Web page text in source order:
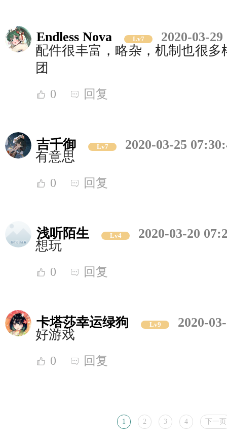
Endless Nova Lv7
2020-03-
配件很丰富，略杂，机制也很
团
0 回复
吉千御 Lv7
2020-03-25
有意思
0 回复
浅听陌生 Lv4
2020-03-20
想玩
0 回复
卡塔莎幸运绿狗 Lv9
2020-
好游戏
0 回复
1 2 3 4 下一页